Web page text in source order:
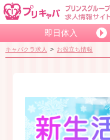
即日体入
キャバクラ求人 お役立ち情報